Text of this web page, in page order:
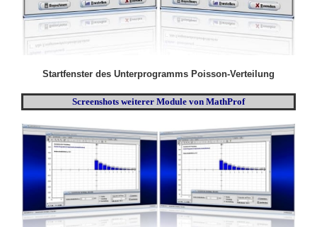
Startfenster des Unterprogramms Poisson-Verteilung
Screenshots weiterer Module von MathProf